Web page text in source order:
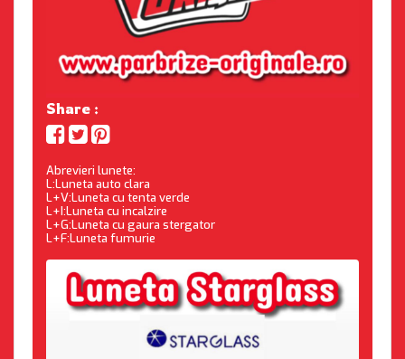
Share :
Abrevieri lunete:
L:Luneta auto clara
L+V:Luneta cu tenta verde
L+I:Luneta cu incalzire
L+G:Luneta cu gaura stergator
L+F:Luneta fumurie